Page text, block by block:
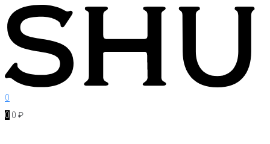
Перейти
к
контенту
0
0 0 ₽